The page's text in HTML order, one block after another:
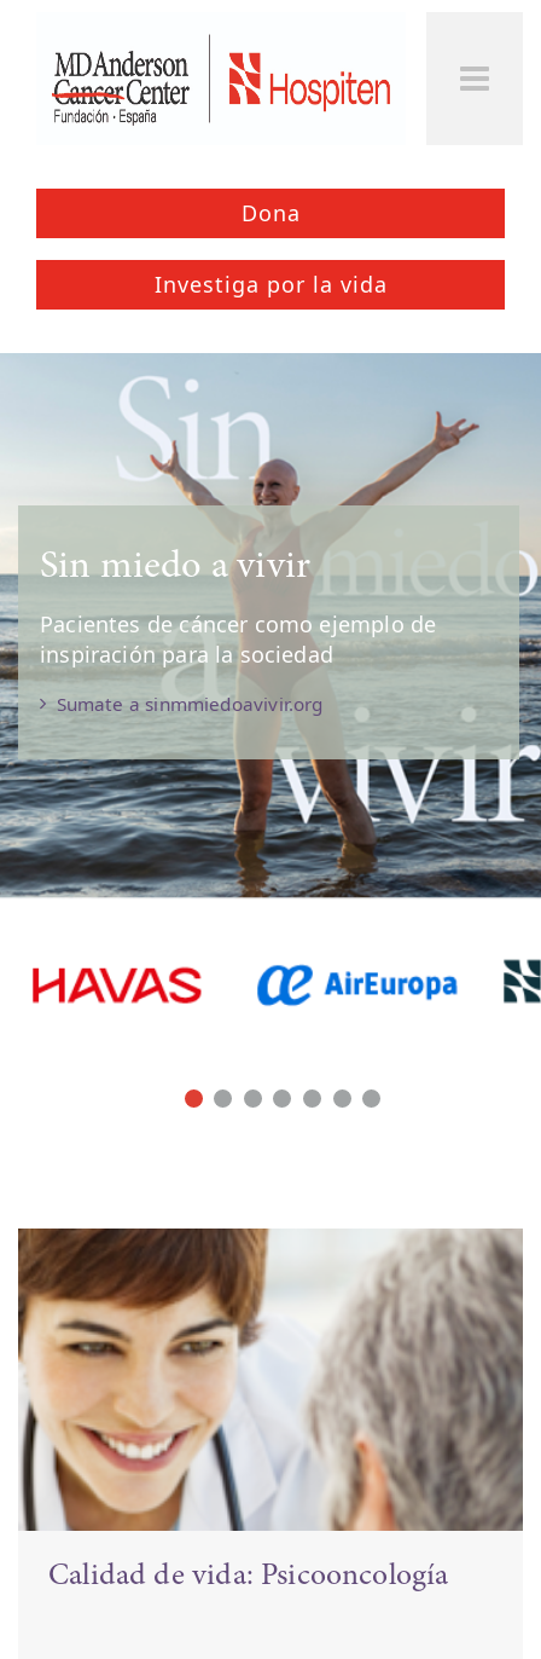
Dona
Investiga por la vida
Sin miedo a vivir
Pacientes de cáncer como ejemplo de
inspiración para la sociedad
Sumate a sinmmiedoavivir.org
Neoplasias hematológicas: